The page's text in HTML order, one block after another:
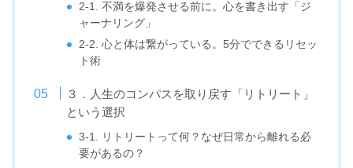
2-1. 不満を爆発させる前に。心を書き出す「ジ
ャーナリング」
2-2. 心と体は繋がっている。5分でできるリセッ
ト術
３．人生のコンパスを取り戻す「リトリート」
という選択
3-1. リトリートって何？なぜ日常から離れる必
要があるの？